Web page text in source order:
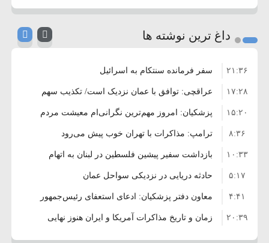
داغ ترین نوشته ها
سفر فرمانده سنتکام به اسرائیل ۲۱:۳۶
عراقچی: توافق با عمان نزدیک است/ تکذیب سهم
۱۱ درصدی ایران از خزر
۱۷:۲۸
پزشکیان: امروز مهم‌ترین نگرانی‌ام معیشت مردم
است
۱۵:۲۰
ترامپ: مذاکرات با تهران خوب پیش می‌رود ۸:۳۶
بازداشت سفیر پیشین فلسطین در لبنان به اتهام
فساد و اختلاس اموال
۱۰:۳۳
حادثه دریایی در نزدیکی سواحل عمان ۵:۱۷
معاون دفتر پزشکیان: ادعای استعفای رئیس‌جمهور
واهی و کذب محض است
۴:۴۱
زمان و تاریخ مذاکرات آمریکا و ایران هنوز نهایی
نشده است
۲۰:۳۹
وزیر جنگ آمریکا: ماشین جنگی ما آماده حمله ۶:۵۰